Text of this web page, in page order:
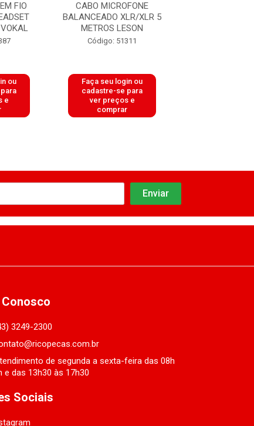
FIO
ou
e
CABO MICROFONE
BALANCEADO XLR/XLR 5
METROS LESON
Código: 51311
Faça seu login ou
cadastre-se para
ver preços e
comprar
Conosco
3249-2300
de segunda a sexta-feira das 08h
e das 13h30 às 17h30
Sociais